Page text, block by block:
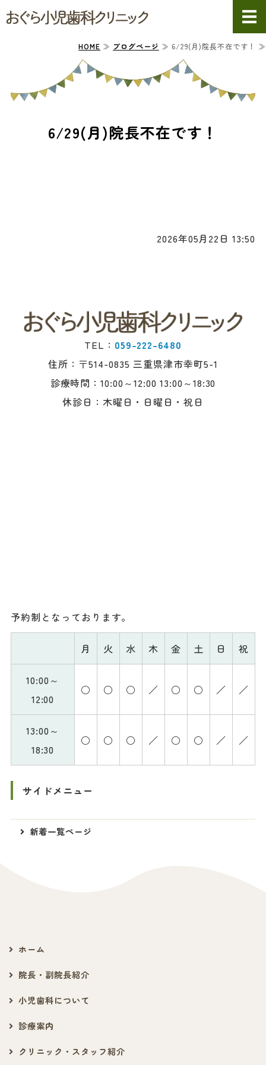
おぐら小児歯
院長・副院長紹介
診療案内
HOME ≫ ブログページ ≫ 6/29(月)院長不在です！ ≫
6/29(月)院長不在です！
2026年05月22日 13:50
TEL： 059-222-6480
住所：〒514-0835 三重県津市幸町5-1
診療時間：10:00～12:00 13:00～18:30
休診日：木曜日・日曜日・祝日
予約制となっております。
月 火 水 木 金 土 日 祝
10:00～
12:00
○ ○ ○ ／ ○ ○ ／ ／
13:00～
18:30
○ ○ ○ ／ ○ ○ ／ ／
サイドメニュー
新着一覧ページ
ホーム
院長・副院長紹介
小児歯科について
診療案内
クリニック・スタッフ紹介